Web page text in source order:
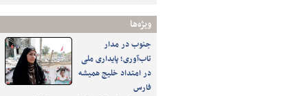
ویژه‌ها
جنوب در مدار
تاب‌آوری؛ پایداری ملی
در امتداد خلیج همیشه
فارس